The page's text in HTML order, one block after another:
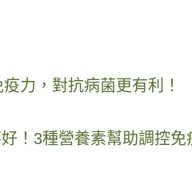
力，對抗病菌更有利！
！3種營養素幫助調控免